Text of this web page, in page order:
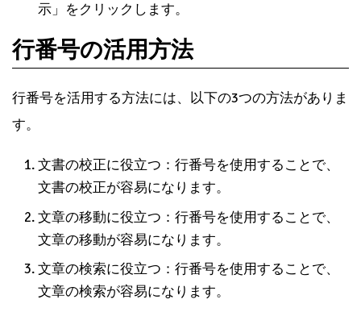
示」をクリックします。
行番号の活用方法
行番号を活用する方法には、以下の3つの方法がありま
す。
文書の校正に役立つ：行番号を使用することで、
文書の校正が容易になります。
文章の移動に役立つ：行番号を使用することで、
文章の移動が容易になります。
文章の検索に役立つ：行番号を使用することで、
文章の検索が容易になります。